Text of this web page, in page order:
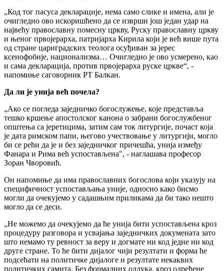
„Код тог пасуса декларације, нема само слике и имена, али је
очигледно ово искоришћено да се изврши још један удар на
највећу православну помесну цркву, Руску православну цркву
и њеног првојерарха, патријарха Кирила који је већ више пута
од стране цариградских теолога осуђиван за јерес
ксенофобије, национализма… Очигледно је ово усмерено, као
и сама декларација, против првојерарха руске цркве“, -
напомиње саговорник РТ Балкан.
Да ли је унија већ почела?
„Ако се погледа заједничко богослужење, које представља
тешко кршење апостолског канона о забрани богослужбеног
општења са јеретицима, затим сам ток литургије, почаст која
је дата римском папи, његово учествовање у литургији, могло
би се рећи да је и без заједничког причешћа, унија између
Фанара и Рима већ успостављена", - наглашава професор
Зоран Чворовић.
Он напомиње да има православних богослова који указују на
специфичност успостављања уније, односно како бисмо
могли да очекујемо у садашњим приликама да би тако нешто
могло да се деси.
„Не можемо да очекујемо да ће унија бити успостављена кроз
процедуру разговора и усвајања заједничких докумената зато
што немамо ту ревност за веру и догмате ни код једне ни код
друге стране. То ће бити дијалог чији резултати и форма ће
подсећати на политичке дијалоге и резултате некаквих
политичких самита. Без формалних одлука, кроз одређене